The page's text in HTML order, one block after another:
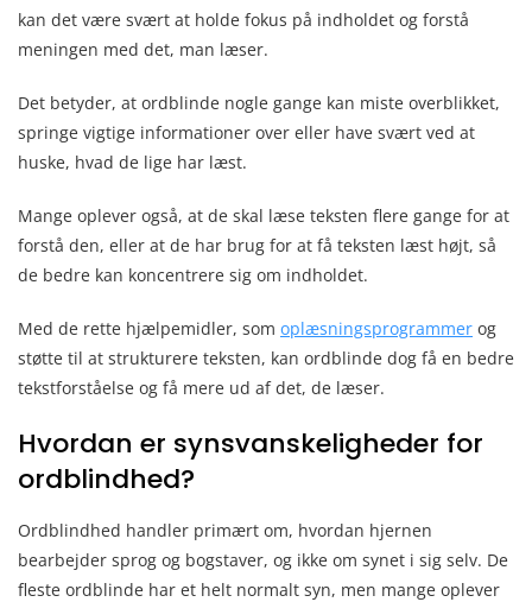
kan det være svært at holde fokus på indholdet og forstå
meningen med det, man læser.
Det betyder, at ordblinde nogle gange kan miste overblikket,
springe vigtige informationer over eller have svært ved at
huske, hvad de lige har læst.
Mange oplever også, at de skal læse teksten flere gange for at
forstå den, eller at de har brug for at få teksten læst højt, så
de bedre kan koncentrere sig om indholdet.
Med de rette hjælpemidler, som oplæsningsprogrammer og
støtte til at strukturere teksten, kan ordblinde dog få en bedre
tekstforståelse og få mere ud af det, de læser.
Hvordan er synsvanskeligheder for
ordblindhed?
Ordblindhed handler primært om, hvordan hjernen
bearbejder sprog og bogstaver, og ikke om synet i sig selv. De
fleste ordblinde har et helt normalt syn, men mange oplever